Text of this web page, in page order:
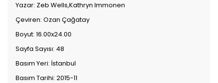
Yazar: Zeb Wells,Kathryn Immonen
Çeviren: Ozan Çağatay
Boyut: 16.00x24.00
Sayfa Sayısı: 48
Basım Yeri: İstanbul
Basım Tarihi: 2015-11